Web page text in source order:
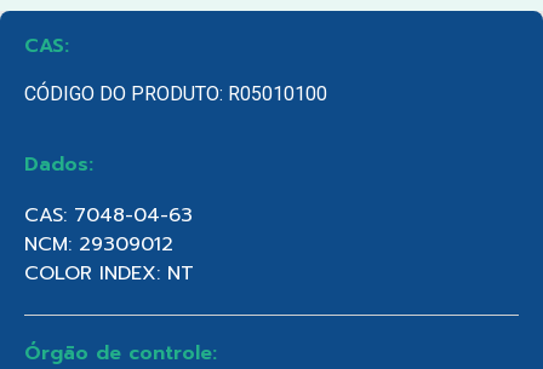
CAS:
CÓDIGO DO PRODUTO: R05010100
Dados:
CAS: 7048-04-63
NCM: 29309012
COLOR INDEX: NT
Órgão de controle: